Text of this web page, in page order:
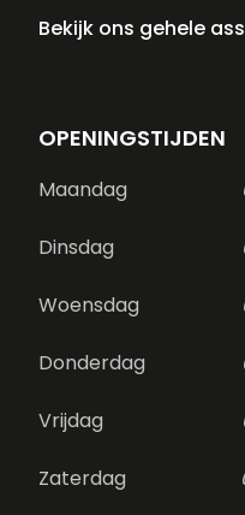
Bekijk ons gehele
OPENINGSTIJDEN
Maandag
Dinsdag
Woensdag
Donderdag
Vrijdag
Zaterdag